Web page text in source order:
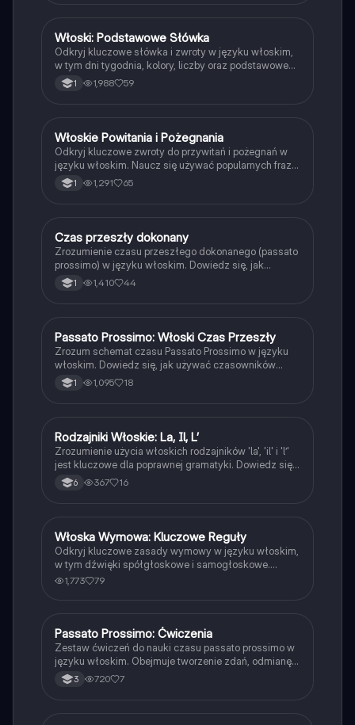
Język włoski
Włoski: Podstawowe Słówka
Odkryj kluczowe słówka i zwroty w języku włoskim,
w tym dni tygodnia, kolory, liczby oraz podstawowe
zwroty grzecznościowe. Idealne dla początkujących
uczniów, którzy chcą szybko przyswoić włoski. Typ:
1 1,988 59
Język włoski
Włoskie Powitania i Pożegnania
Odkryj kluczowe zwroty do przywitań i pożegnań w
języku włoskim. Naucz się używać popularnych fraz,
takich jak 'buongiorno', 'arrivederci' oraz ich
formalnych odpowiedników. Idealne dla
1 1,291 65
Język włoski
Czas przeszły dokonany
Zrozumienie czasu przeszłego dokonanego (passato
prossimo) w języku włoskim. Dowiedz się, jak
używać czasowników 'essere' i 'avere', oraz poznaj
zasady tworzenia participio passato. Obejmuje
gramatyki włoskiej.
1 1,410 44
Język włoski
Passato Prossimo: Włoski Czas Przeszły
Zrozum schemat czasu Passato Prossimo w języku
włoskim. Dowiedz się, jak używać czasowników
'essere' i 'avere' oraz formy participio passato. Idealne
dla uczniów pragnących opanować przeszły czas w
1 1,095 18
Język włoski
Rodzajniki Włoskie: La, Il, L’
Zrozumienie użycia włoskich rodzajników 'la', 'il' i 'l’'
jest kluczowe dla poprawnej gramatyki. Dowiedz się,
jak stosować te artykuły w kontekście rzeczowników,
ich rodzaju oraz wyjątków. Idealne dla uczniów
6 367 16
Język włoski
Włoska Wymowa: Kluczowe Reguły
Odkryj kluczowe zasady wymowy w języku włoskim,
w tym dźwięki spółgłoskowe i samogłoskowe.
Zrozum, jak poprawnie wymawiać słowa takie jak
1,773 79
Język włoski
Passato Prossimo: Ćwiczenia
Zestaw ćwiczeń do nauki czasu passato prossimo w
języku włoskim. Obejmuje tworzenie zdań, odmianę
czasowników oraz praktyczne przykłady. Idealne dla
uczniów pragnących doskonalić swoje umiejętności
3 720 7